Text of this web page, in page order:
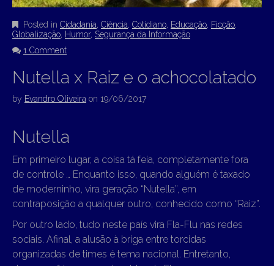
Posted in Cidadania Ciência Cotidiano Educação Ficção
Globalização Humor, Segurança da Informação
1 Comment
Nutella x Raiz e o achocolatado
by Evandro Oliveira on 19/06/2017
Nutella
Em primeiro lugar, a coisa tá feia, completamente fora
de controle … Enquanto isso, quando alguém é taxado
de moderninho, vira geração “Nutella”, em
contraposição a qualquer outro, conhecido como “Raiz”.
Por outro lado, tudo neste país vira Fla-Flu nas redes
sociais. Afinal, a alusão à briga entre torcidas
organizadas de times é tema nacional. Entretanto,